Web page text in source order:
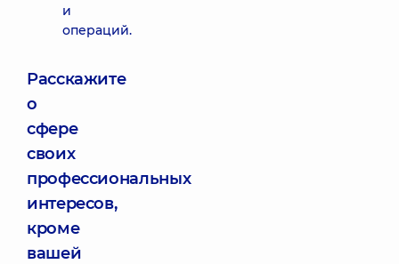
и
операций.
Расскажите
о
сфере
своих
профессиональных
интересов,
кроме
вашей